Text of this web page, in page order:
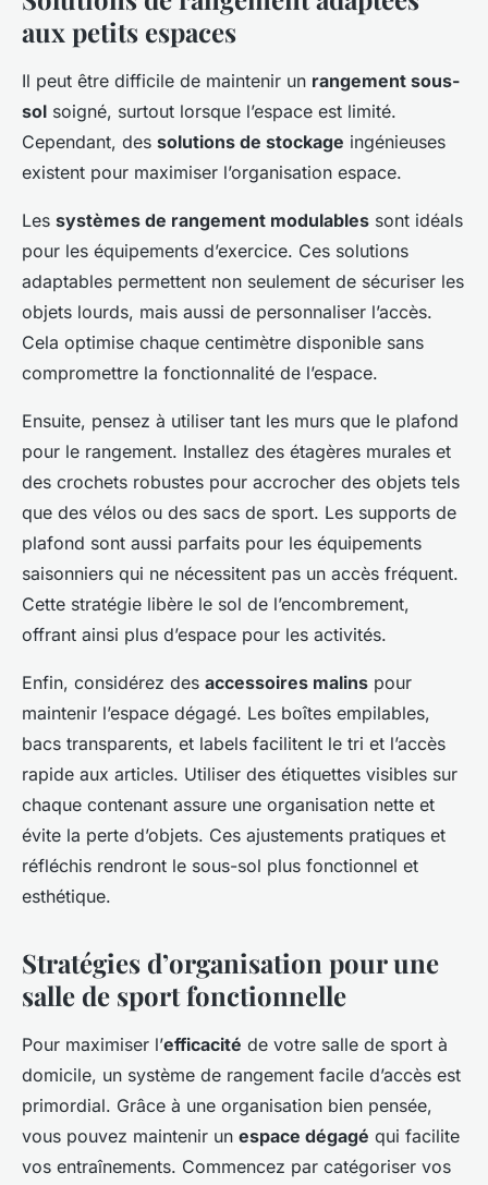
aux petits espaces
Il peut être difficile de maintenir un rangement sous-
sol soigné, surtout lorsque l’espace est limité.
Cependant, des solutions de stockage ingénieuses
existent pour maximiser l’organisation espace.
Les systèmes de rangement modulables sont idéals
pour les équipements d’exercice. Ces solutions
adaptables permettent non seulement de sécuriser les
objets lourds, mais aussi de personnaliser l’accès.
Cela optimise chaque centimètre disponible sans
compromettre la fonctionnalité de l’espace.
Ensuite, pensez à utiliser tant les murs que le plafond
pour le rangement. Installez des étagères murales et
des crochets robustes pour accrocher des objets tels
que des vélos ou des sacs de sport. Les supports de
plafond sont aussi parfaits pour les équipements
saisonniers qui ne nécessitent pas un accès fréquent.
Cette stratégie libère le sol de l’encombrement,
offrant ainsi plus d’espace pour les activités.
Enfin, considérez des accessoires malins pour
maintenir l’espace dégagé. Les boîtes empilables,
bacs transparents, et labels facilitent le tri et l’accès
rapide aux articles. Utiliser des étiquettes visibles sur
chaque contenant assure une organisation nette et
évite la perte d’objets. Ces ajustements pratiques et
réfléchis rendront le sous-sol plus fonctionnel et
esthétique.
Stratégies d’organisation pour une
salle de sport fonctionnelle
Pour maximiser l’efficacité de votre salle de sport à
domicile, un système de rangement facile d’accès est
primordial. Grâce à une organisation bien pensée,
vous pouvez maintenir un espace dégagé qui facilite
vos entraînements. Commencez par catégoriser vos